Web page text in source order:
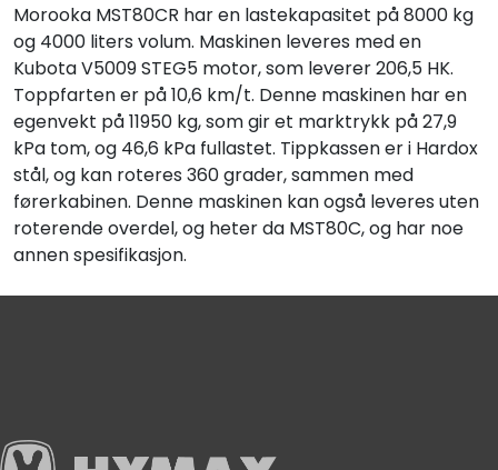
Morooka MST80CR har en lastekapasitet på 8000 kg
og 4000 liters volum. Maskinen leveres med en
Kubota V5009 STEG5 motor, som leverer 206,5 HK.
Toppfarten er på 10,6 km/t. Denne maskinen har en
egenvekt på 11950 kg, som gir et marktrykk på 27,9
kPa tom, og 46,6 kPa fullastet. Tippkassen er i Hardox
stål, og kan roteres 360 grader, sammen med
førerkabinen. Denne maskinen kan også leveres uten
roterende overdel, og heter da MST80C, og har noe
annen spesifikasjon.